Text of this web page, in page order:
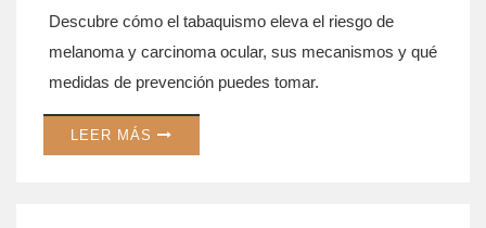
Descubre cómo el tabaquismo eleva el riesgo de
melanoma y carcinoma ocular, sus mecanismos y qué
medidas de prevención puedes tomar.
LEER MÁS